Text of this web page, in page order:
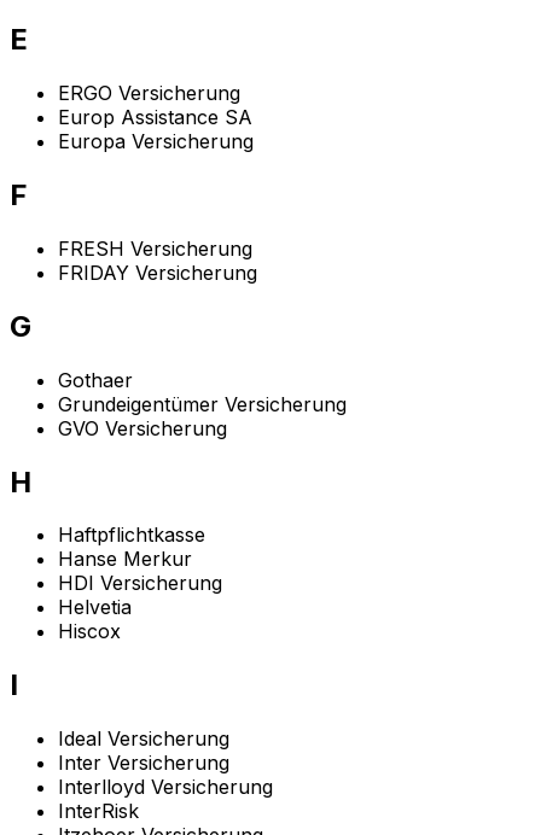
E
ERGO Versicherung
Europ Assistance SA
Europa Versicherung
F
FRESH Versicherung
FRIDAY Versicherung
G
Gothaer
Grundeigentümer Versicherung
GVO Versicherung
H
Haftpflichtkasse
Hanse Merkur
HDI Versicherung
Helvetia
Hiscox
I
Ideal Versicherung
Inter Versicherung
Interlloyd Versicherung
InterRisk